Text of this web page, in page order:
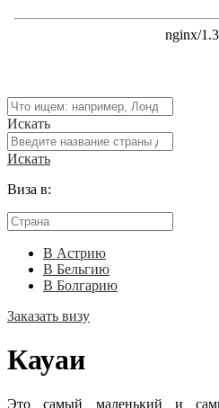
Искать
Искать
Виза в:
В Астрию
В Бельгию
В Болгарию
Заказать визу
Кауаи
Это самый маленький и